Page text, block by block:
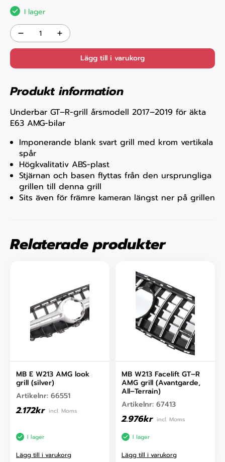
I lager
Lägg till i varukorg
Produkt information
Underbar GT–R-grill årsmodell 2017–2019 för äkta
E63 AMG-bilar
Imponerande blank svart grill med krom vertikala
spår
Högkvalitativ ABS-plast
Stjärnan och basen flyttas från den ursprungliga
grillen till denna grill
Sits även för främre kameran längst ner på grillen
Relaterade produkter
MB E W213 AMG look
grill (silver)
Artikelnr: 66551
2.172kr incl. Moms
I lager
Lägg till i varukorg
MB W213 Facelift GT–R
AMG grill (Avantgarde,
All–Terrain)
Artikelnr: 67413
2.976kr incl. Moms
I lager
Lägg till i varukorg